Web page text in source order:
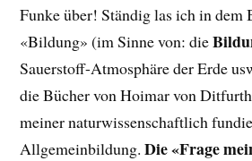
Funke über! Ständig las ich in dem
«Bildung» (im Sinne von: die
Sauerstoff-Atmosphäre der Erde
die Bücher von Hoimar von
meiner naturwissenschaftlich
Allgemeinbildung.Die «Frage